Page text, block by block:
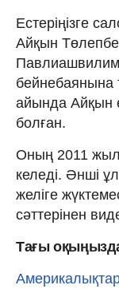
Естеріңізге
Айқын
айында Айқын
болған.
Оның 2011
келеді. Әнші
желіге
сәттерінен
Тағы